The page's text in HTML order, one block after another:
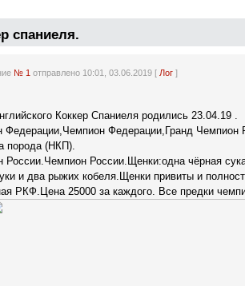
спаниеля.
№ 1 отправлено 10:01, 03.06.2019 [ Лог]
Коккер Спаниеля родились 23.04.19 .
Федерации,Гранд Чемпион
порода (НКП).
России.Щенки:одна чёрная
и два рыжих кобеля.Щенки привиты и
РКФ.Цена 25000 за каждого. Все предки